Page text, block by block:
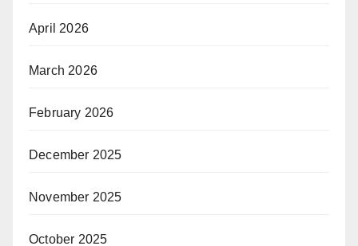
April 2026
March 2026
February 2026
December 2025
November 2025
October 2025